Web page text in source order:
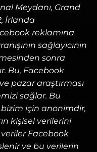
Meydanı, Grand
İrlanda
reklamına
sağlayıcının
sonra
Bu, Facebook
pazar araştırması
sağlar. Bu
için anonimdir,
kişisel verilerini
Facebook
ve bu verilerin